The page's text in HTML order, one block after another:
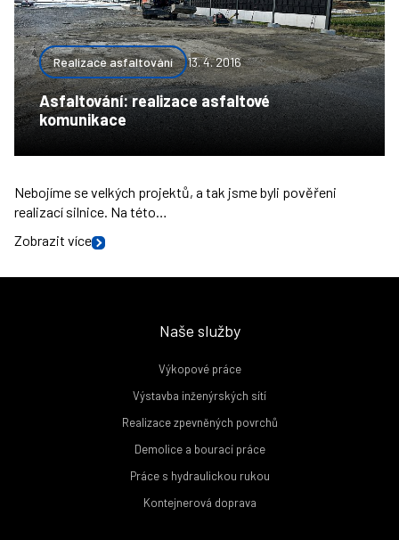
Realizace asfaltování 13. 4. 2016
Asfaltování: realizace asfaltové
komunikace
Nebojíme se velkých projektů, a tak jsme byli pověřeni
realizací silnice. Na této…
Zobrazit více
Naše služby
Výkopové práce
Výstavba inženýrských sítí
Realizace zpevněných povrchů
Demolice a bourací práce
Práce s hydraulickou rukou
Kontejnerová doprava